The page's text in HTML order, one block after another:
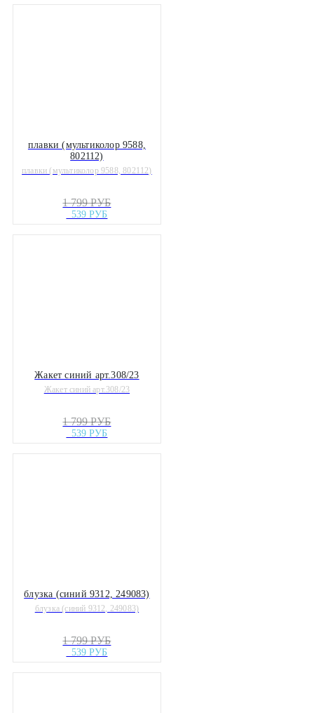
плавки (мультиколор 9588,
802112)
плавки (мультиколор 9588, 802112)
1 799 РУБ
539 РУБ
Жакет синий арт.308/23
Жакет синий арт.308/23
1 799 РУБ
539 РУБ
блузка (синий 9312, 249083)
блузка (синий 9312, 249083)
1 799 РУБ
539 РУБ